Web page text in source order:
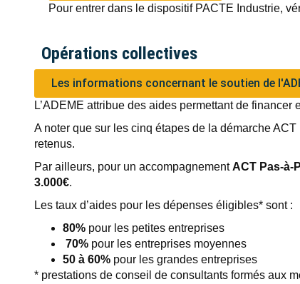
Pour entrer dans le dispositif PACTE Industrie,
Opérations collectives
Les informations concernant le soutien de
L’ADEME attribue des aides permettant de
A noter que sur les cinq étapes de la démarche
retenus.
Par ailleurs, pour un accompagnementACT Pas-à-
3.000€.
Les taux d’aides pour les dépenses éligibles* sont :
80% pour les petites entreprises
70% pour les entreprises moyennes
50 à 60% pour les grandes entreprises
* prestations de conseil de consultants formés aux